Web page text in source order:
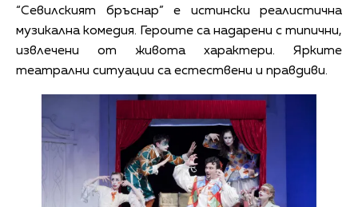
“Севилският бръснар” е истински реалистична
музикална комедия. Героите са надарени с типични,
извлечени от живота характери. Ярките
театрални ситуации са естествени и правдиви.